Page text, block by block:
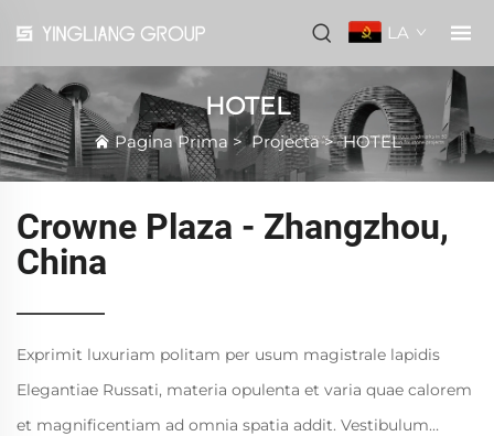
LA
HOTEL
Pagina Prima>Projecta>HOTEL
Crowne Plaza - Zhangzhou,
China
Exprimit luxuriam politam per usum magistrale lapidis
Elegantiae Russati, materia opulenta et varia quae calorem
et magnificentiam ad omnia spatia addit. Vestibulum